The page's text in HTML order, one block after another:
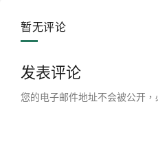
暂无评论
发表评论
您的电子邮件地址不会被公开，